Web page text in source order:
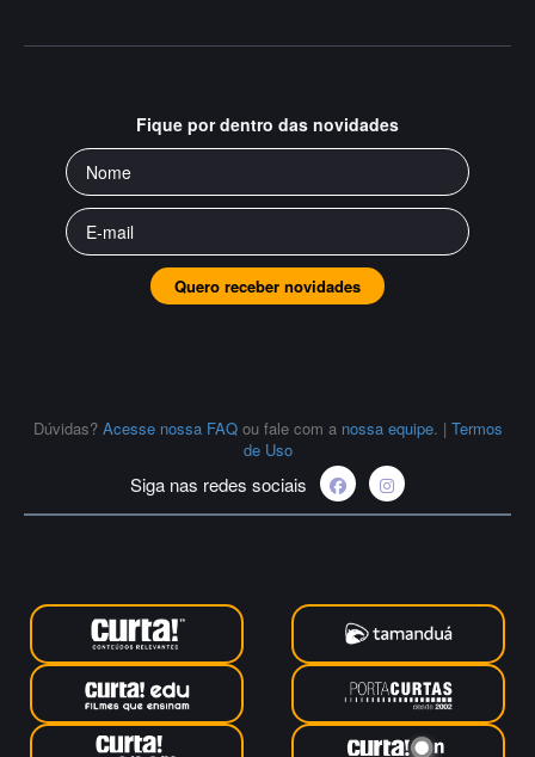
Fique por dentro das novidades
Quero receber novidades
Dúvidas? Acesse nossa FAQ ou fale com a nossa equipe. | Termos
de Uso
Siga nas redes sociais